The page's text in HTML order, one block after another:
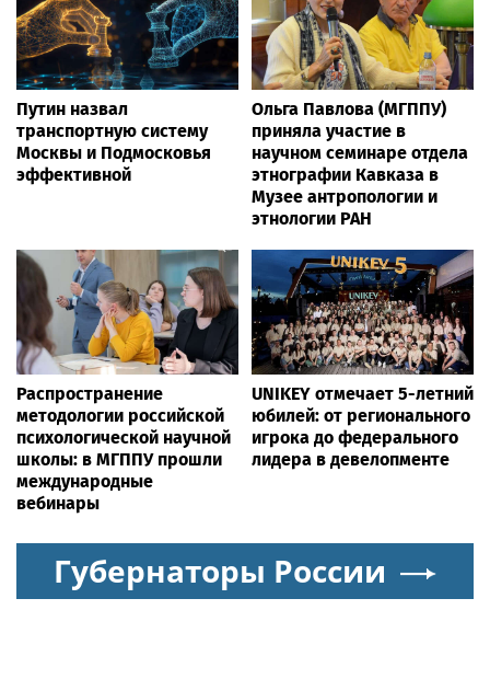
Путин назвал
транспортную систему
Москвы и Подмосковья
эффективной
Ольга Павлова (МГППУ)
приняла участие в
научном семинаре отдела
этнографии Кавказа в
Музее антропологии и
этнологии РАН
Распространение
методологии российской
психологической научной
школы: в МГППУ прошли
международные
вебинары
UNIKEY отмечает 5-летний
юбилей: от регионального
игрока до федерального
лидера в девелопменте
Губернаторы России